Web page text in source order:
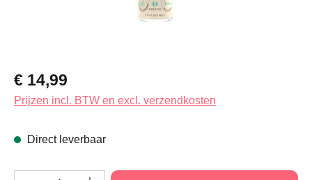
Normale prijs:
€ 14,99
Prijzen incl. BTW en excl. verzendkosten
Direct leverbaar